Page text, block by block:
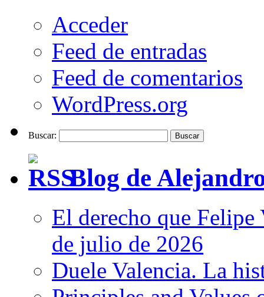
Acceder
Feed de entradas
Feed de comentarios
WordPress.org
Buscar:
Blog de
El derecho que
de julio de 2026
Duele Valencia. La